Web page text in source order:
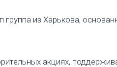
из Харькова,
акциях,